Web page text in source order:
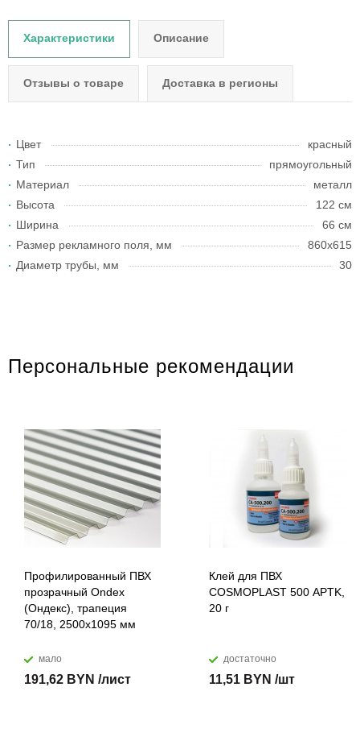
Характеристики Описание
Отзывы о товаре Доставка в регионы
Цвет
красный
Тип
прямоугольный
Материал
металл
Высота
122 см
Ширина
66 см
Размер рекламного поля, мм
860x615
Диаметр трубы, мм
30
Персональные рекомендации
Профилированный ПВХ
прозрачный Ondex
(Ондекс), трапеция
70/18, 2500х1095 мм
мало
191,62 BYN /лист
Клей для ПВХ
COSMOPLAST 500 APTK,
20 г
достаточно
11,51 BYN /шт